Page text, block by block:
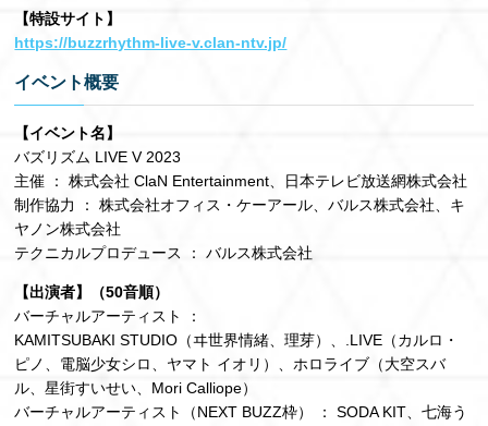
【特設サイト】
https://buzzrhythm-live-v.clan-ntv.jp/
イベント概要
【イベント名】
バズリズム LIVE V 2023
主催 ： 株式会社 ClaN Entertainment、日本テレビ放送網株式会社
制作協力 ： 株式会社オフィス・ケーアール、バルス株式会社、キ
ヤノン株式会社
テクニカルプロデュース ： バルス株式会社
【出演者】（50音順）
バーチャルアーティスト ：
KAMITSUBAKI STUDIO（ヰ世界情緒、理芽）、.LIVE（カルロ・
ピノ、電脳少女シロ、ヤマト イオリ）、ホロライブ（大空スバ
ル、星街すいせい、Mori Calliope）
バーチャルアーティスト（NEXT BUZZ枠） ： SODA KIT、七海う